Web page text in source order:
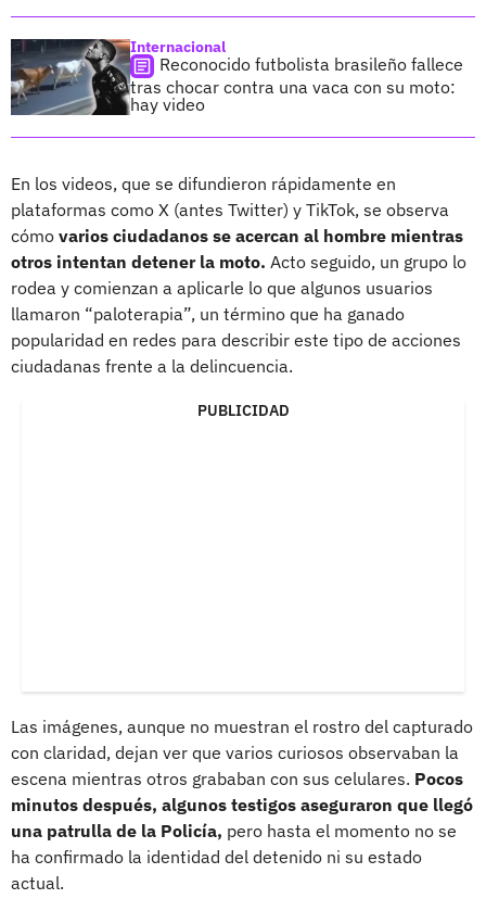
Internacional
Reconocido futbolista brasileño fallece
tras chocar contra una vaca con su moto:
hay video
En los videos, que se difundieron rápidamente en
plataformas como X (antes Twitter) y TikTok, se observa
cómo varios ciudadanos se acercan al hombre mientras
otros intentan detener la moto. Acto seguido, un grupo lo
rodea y comienzan a aplicarle lo que algunos usuarios
llamaron “paloterapia”, un término que ha ganado
popularidad en redes para describir este tipo de acciones
ciudadanas frente a la delincuencia.
PUBLICIDAD
Las imágenes, aunque no muestran el rostro del capturado
con claridad, dejan ver que varios curiosos observaban la
escena mientras otros grababan con sus celulares. Pocos
minutos después, algunos testigos aseguraron que llegó
una patrulla de la Policía, pero hasta el momento no se
ha confirmado la identidad del detenido ni su estado
actual.